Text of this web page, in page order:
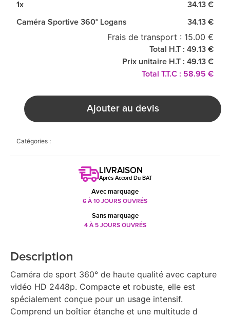
1x 34.13 €
Caméra Sportive 360° Logans 34.13 €
Frais de transport : 15.00 €
Total H.T : 49.13 €
Prix unitaire H.T : 49.13 €
Total T.T.C : 58.95 €
Ajouter au devis
Catégories :
LIVRAISON
Après Accord Du BAT
Avec marquage
6 À 10 JOURS OUVRÉS
Sans marquage
4 À 5 JOURS OUVRÉS
Description
Caméra de sport 360° de haute qualité avec capture
vidéo HD 2448p. Compacte et robuste, elle est
spécialement conçue pour un usage intensif.
Comprend un boîtier étanche et une multitude d